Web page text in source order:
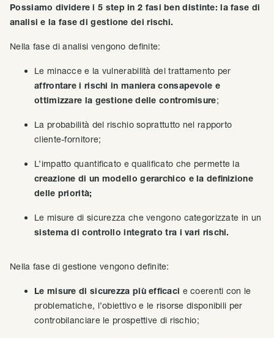
Possiamo dividere i 5 step in 2 fasi ben distinte: la fase di
analisi e la fase di gestione dei rischi.
Nella fase di analisi vengono definite:
Le minacce e la vulnerabilità del trattamento per
affrontare i rischi in maniera consapevole e
ottimizzare la gestione delle contromisure;
La probabilità del rischio soprattutto nel rapporto
cliente-fornitore;
L’impatto quantificato e qualificato che permette la
creazione di un modello gerarchico e la definizione
delle priorità;
Le misure di sicurezza che vengono categorizzate in un
sistema di controllo integrato tra i vari rischi.
Nella fase di gestione vengono definite:
Le misure di sicurezza più efficaci e coerenti con le
problematiche, l’obiettivo e le risorse disponibili per
controbilanciare le prospettive di rischio;